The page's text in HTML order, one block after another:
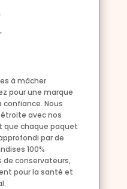
à mâcher
pour une marque
Nous
avec nos
que chaque paquet
par de
100%
conservateurs,
pour la santé et